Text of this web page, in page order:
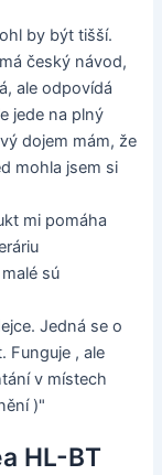
by být tišší.
český návod,
ale odpovídá
jede na plný
dojem mám, že
mohla jsem si
mi pomáha
sú
Jedná se o
Funguje , ale
v místech
)"
HL-BT